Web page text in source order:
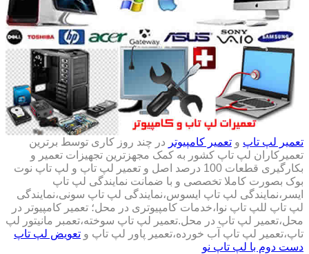
تعمیر لپ تاپ و تعمیر کامپیوتر در چند روز کاری توسط برترین
تعمیرکاران لپ تاپ کشور به کمک مجهزترین تجهیزات تعمیر و
بکارگیری قطعات 100 درصد اصل و تعمیر لپ تاپ و لپ تاپ نوت
بوک بصورت کاملا تخصصی و با ضمانت نمایندگی لپ تاپ
ایسر،نمایندگی لپ تاپ ایسوس،نمایندگی لپ تاپ سونی،نمایندگی
لپ تاپ للپ تاپ نوا،خدمات کامپیوتری در محل؛ تعمیر کامپیوتر در
محل،تعمیر لپ تاپ در محل.تعمیر لپ تاپ سوخته،تعمبر مانیتور لپ
تاپ،تعمیر لپ تاپ آب خورده،تعمیر پاور لپ تاپ و تعویض لپ تاپ
دست دوم با لپ تاپ نو